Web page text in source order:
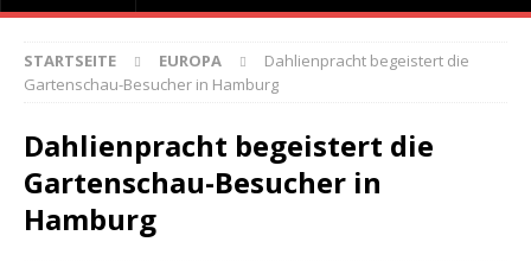
STARTSEITE EUROPA
Dahlienpracht begeistert die
Gartenschau-Besucher in Hamburg
Dahlienpracht begeistert die
Gartenschau-Besucher in
Hamburg